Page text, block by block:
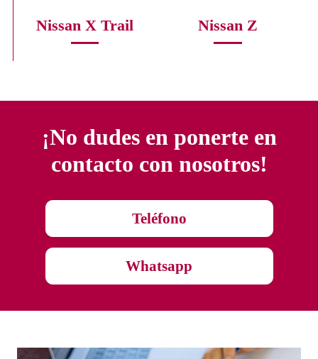
Nissan X Trail Nissan Z
¡No dudes en ponerte en
contacto con nosotros!
Teléfono
Whatsapp